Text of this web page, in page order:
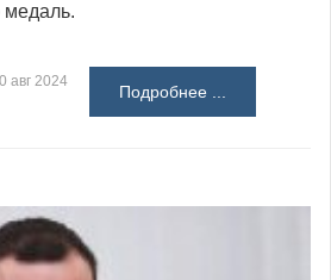
медаль.
авг 2024
Подробнее ...